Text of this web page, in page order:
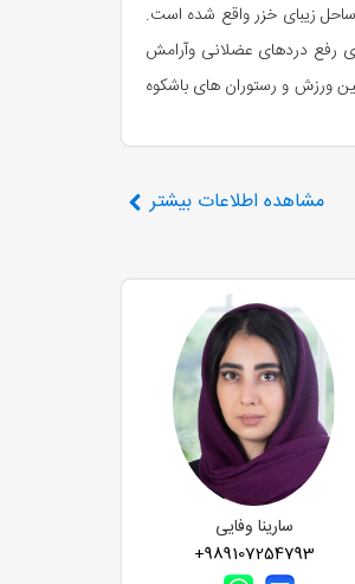
زیبای خزر واقع شده است.
رفع دردهای عضلانی وآرامش
ورزش و رستوران های باشکوه
پارسیان به عنوان بزرگترین زنجیره هتلداری کشور
دسترسی آسان به جاذبه‌های
و... می‌باشد. فاصله هتل رامسر
ساختمان قدیمی و ساختمان جدید
طعم بیاد ماندنی تجربه می‌کنید. سالن
با اقامت در هتل پارسیان رامسر،
مردم شناسی رامسر برخی از
مشاهده اطلاعات بیشتر
سارینا وفایی
+989107254793